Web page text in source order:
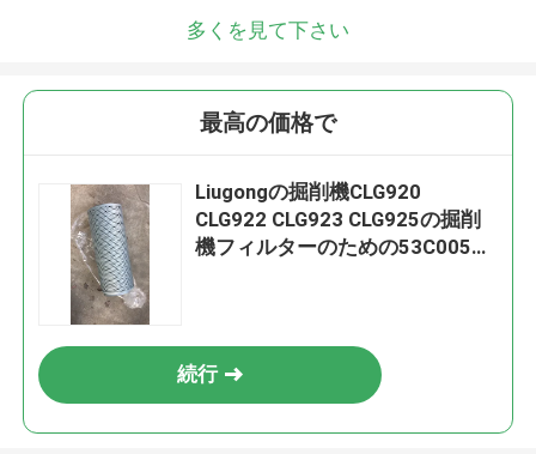
多くを見て下さい
最高の価格で
Liugongの掘削機CLG920
CLG922 CLG923 CLG925の掘削
機フィルターのための53C0055
続行